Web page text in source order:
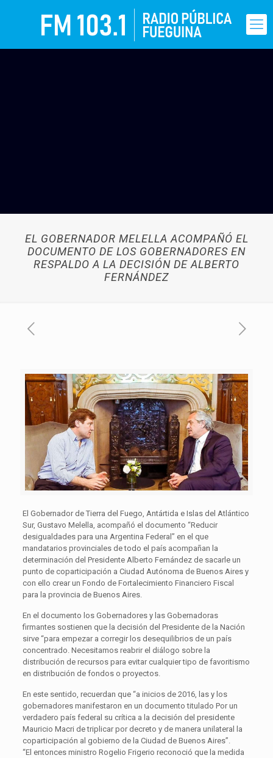
EL GOBERNADOR MELELLA ACOMPAÑÓ EL
DOCUMENTO DE LOS GOBERNADORES EN
RESPALDO A LA DECISIÓN DE ALBERTO
FERNÁNDEZ
El Gobernador de Tierra del Fuego, Antártida e Islas del Atlántico
Sur, Gustavo Melella, acompañó el documento “Reducir
desigualdades para una Argentina Federal” en el que
mandatarios provinciales de todo el país acompañan la
determinación del Presidente Alberto Fernández de sacarle un
punto de coparticipación a Ciudad Autónoma de Buenos Aires y
con ello crear un Fondo de Fortalecimiento Financiero Fiscal
para la provincia de Buenos Aires.
En el documento los Gobernadores y las Gobernadoras
firmantes sostienen que la decisión del Presidente de la Nación
sirve “para empezar a corregir los desequilibrios de un país
concentrado. Necesitamos reabrir el diálogo sobre la
distribución de recursos para evitar cualquier tipo de favoritismo
en distribución de fondos o proyectos.
En este sentido, recuerdan que “a inicios de 2016, las y los
gobernadores manifestaron en un documento titulado Por un
verdadero país federal su crítica a la decisión del presidente
Mauricio Macri de triplicar por decreto y de manera unilateral la
coparticipación al gobierno de la Ciudad de Buenos Aires”.
“El entonces ministro Rogelio Frigerio reconoció que la medida